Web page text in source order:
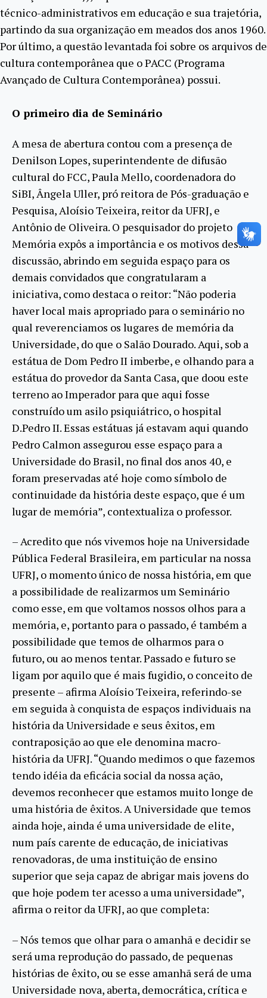
técnico-administrativos em educação e sua trajetória,
partindo da sua organização em meados dos anos 1960.
Por último, a questão levantada foi sobre os arquivos de
cultura contemporânea que o PACC (Programa
Avançado de Cultura Contemporânea) possui.
O primeiro dia de Seminário
A mesa de abertura contou com a presença de
Denilson Lopes, superintendente de difusão
cultural do FCC, Paula Mello, coordenadora do
SiBI, Ângela Uller, pró reitora de Pós-graduação e
Pesquisa, Aloísio Teixeira, reitor da UFRJ, e
Antônio de Oliveira. O pesquisador do projeto
Memória expôs a importância e os motivos dessa
discussão, abrindo em seguida espaço para os
demais convidados que congratularam a
iniciativa, como destaca o reitor: “Não poderia
haver local mais apropriado para o seminário no
qual reverenciamos os lugares de memória da
Universidade, do que o Salão Dourado. Aqui, sob a
estátua de Dom Pedro II imberbe, e olhando para a
estátua do provedor da Santa Casa, que doou este
terreno ao Imperador para que aqui fosse
construído um asilo psiquiátrico, o hospital
D.Pedro II. Essas estátuas já estavam aqui quando
Pedro Calmon assegurou esse espaço para a
Universidade do Brasil, no final dos anos 40, e
foram preservadas até hoje como símbolo de
continuidade da história deste espaço, que é um
lugar de memória”, contextualiza o professor.
– Acredito que nós vivemos hoje na Universidade
Pública Federal Brasileira, em particular na nossa
UFRJ, o momento único de nossa história, em que
a possibilidade de realizarmos um Seminário
como esse, em que voltamos nossos olhos para a
memória, e, portanto para o passado, é também a
possibilidade que temos de olharmos para o
futuro, ou ao menos tentar. Passado e futuro se
ligam por aquilo que é mais fugidio, o conceito de
presente – afirma Aloísio Teixeira, referindo-se
em seguida à conquista de espaços individuais na
história da Universidade e seus êxitos, em
contraposição ao que ele denomina macro-
história da UFRJ. “Quando medimos o que fazemos
tendo idéia da eficácia social da nossa ação,
devemos reconhecer que estamos muito longe de
uma história de êxitos. A Universidade que temos
ainda hoje, ainda é uma universidade de elite,
num país carente de educação, de iniciativas
renovadoras, de uma instituição de ensino
superior que seja capaz de abrigar mais jovens do
que hoje podem ter acesso a uma universidade”,
afirma o reitor da UFRJ, ao que completa:
– Nós temos que olhar para o amanhã e decidir se
será uma reprodução do passado, de pequenas
histórias de êxito, ou se esse amanhã será de uma
Universidade nova, aberta, democrática, crítica e